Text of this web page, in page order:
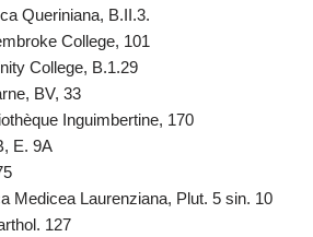
Queriniana, B.II.3.
College, 101
College, B.1.29
BV, 33
Inguimbertine, 170
E. 9A
Medicea Laurenziana, Plut. 5 sin. 10
127